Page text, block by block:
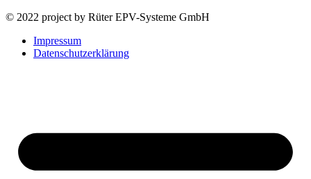
© 2022 project by Rüter EPV-Systeme GmbH
Impressum
Datenschutzerklärung